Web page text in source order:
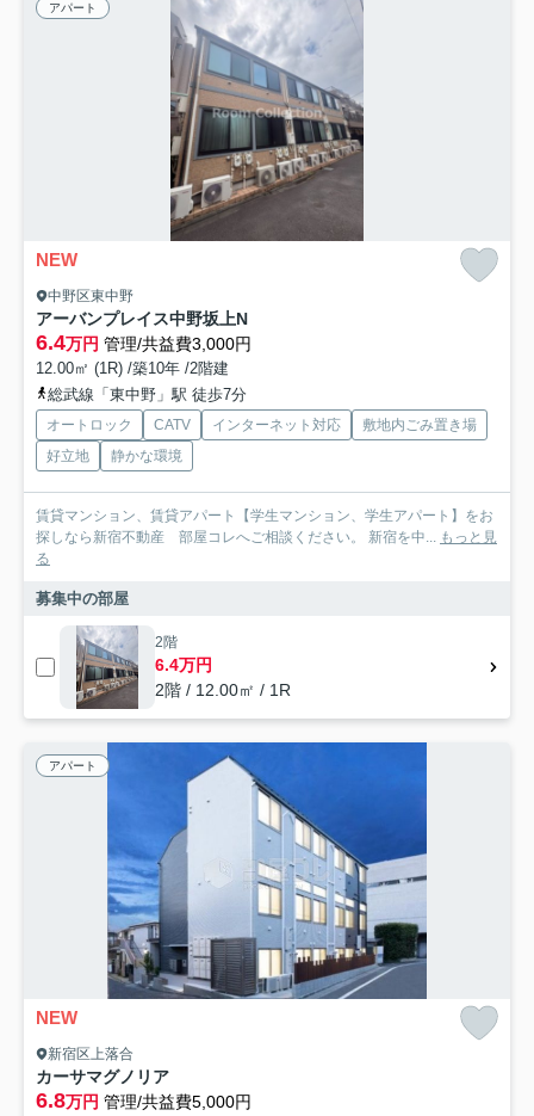
アパート
NEW
中野区東中野
アーバンプレイス中野坂上N
6.4万円 管理/共益費3,000円
12.00㎡ (1R) /築10年 /2階建
総武線「東中野」駅 徒歩7分
オートロック CATV インターネット対応
敷地内ごみ置き場
好立地
静かな環境
賃貸マンション、賃貸アパート【学生マンション、学生アパート】をお
探しなら新宿不動産 部屋コレへご相談ください。 新宿を中... もっと見
る
募集中の部屋
2階
6.4万円
2階 / 12.00㎡ / 1R
アパート
NEW
新宿区上落合
カーサマグノリア
6.8万円 管理/共益費5,000円